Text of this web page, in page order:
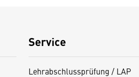
Service
Lehrabschlussprüfung / LAP